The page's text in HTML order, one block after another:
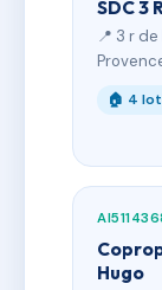
SDC 3
📍 3 r
🏠 4
Hugo